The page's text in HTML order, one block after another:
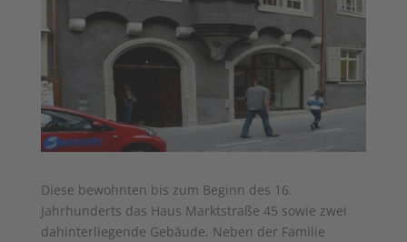
Diese bewohnten bis zum Beginn des 16.
Jahrhunderts das Haus Marktstraße 45 sowie zwei
dahinterliegende Gebäude. Neben der Familie